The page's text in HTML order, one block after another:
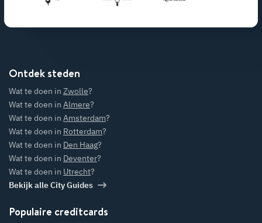
Ontdek steden
Wat te doen in Zwolle?
Wat te doen in Almere?
Wat te doen in Amsterdam?
Wat te doen in Rotterdam?
Wat te doen in Den Haag?
Wat te doen in Deventer?
Wat te doen in Utrecht?
Bekijk alle City Guides
Populaire creditcards